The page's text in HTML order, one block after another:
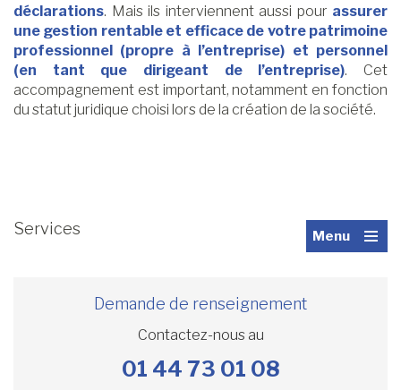
déclarations. Mais ils interviennent aussi pour assurer
une gestion rentable et efficace de votre patrimoine
professionnel (propre à l’entreprise) et personnel
(en tant que dirigeant de l’entreprise). Cet
accompagnement est important, notamment en fonction
du statut juridique choisi lors de la création de la société.
Services Menu
Demande de renseignement
Contactez-nous au
01 44 73 01 08